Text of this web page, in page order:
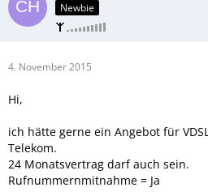
Newbie
4. November 2015
Hi,
ich hätte gerne ein Angebot für
Telekom.
24 Monatsvertrag darf auch sein.
Rufnummernmitnahme = Ja